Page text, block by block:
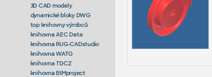
3D CAD modely
dynamické bloky DWG
top knihovny výrobců
knihovna AEC Data
knihovna RUG-CADstudio
knihovna WATG
knihovna TDCZ
knihovna BIMproject